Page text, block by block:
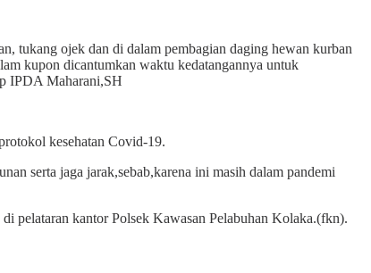
tukang ojek dan di dalam pembagian daging hewan kurban
kupon dicantumkan waktu kedatangannya untuk
IPDA Maharani,SH
kesehatan Covid-19.
serta jaga jarak,sebab,karena ini masih dalam pandemi
pelataran kantor Polsek Kawasan Pelabuhan Kolaka.(fkn).